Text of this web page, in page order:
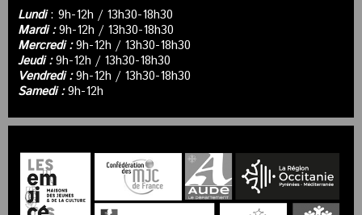
Lundi: 9h-12h / 13h30-18h30
Mardi :9h-12h / 13h30-18h30
Mercredi :9h-12h / 13h30-18h30
Jeudi :9h-12h / 13h30-18h30
Vendredi :9h-12h / 13h30-18h30
Samedi :9h-12h